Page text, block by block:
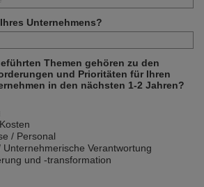
Unternehmens?
Themen gehören zu den
und Prioritäten für Ihren
in den nächsten 1-2 Jahren?
/ Personal
Unternehmerische Verantwortung
und -transformation